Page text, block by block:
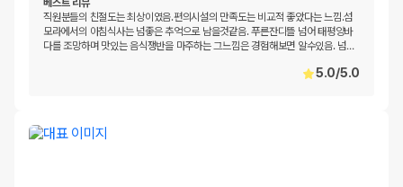
베스트 리뷰
직원분들의 친절도는 최상이였음.편의시설의 만족도는 비교적 좋았다는 느낌.섬
모라에서의 아침식사는 넘좋은 추억으로 남을것같음. 푸른잔디뜰 넘어 태평양바
다를 조망하며 맛있는 음식쟁반을 마주하는 그느낌은 경험해보면 알수있음. 넘…
5.0/5.0